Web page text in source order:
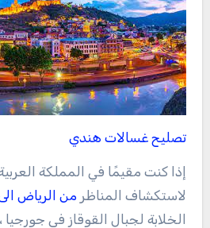
تصليح غسالات هندي
إذا كنت مقيمًا في المملكة
لاستكشاف المناظر من الرياض
الخلابة لجبال القوقاز في جورجيا